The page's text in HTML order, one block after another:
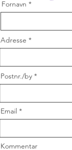
Fornavn
Adresse
Postnr./by
Email
Kommentar